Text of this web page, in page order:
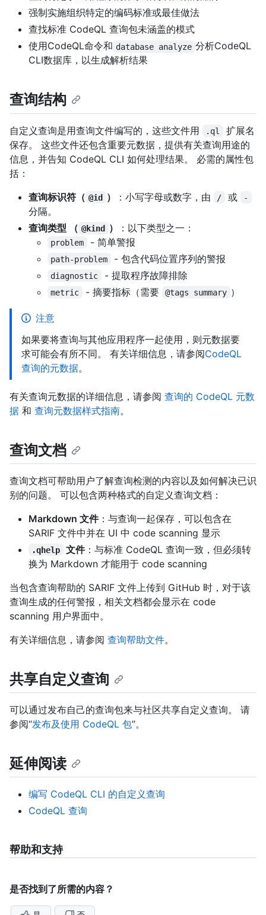
强制实施组织特定的编码标准或最佳做法
查找标准 CodeQL 查询包未涵盖的模式
使用CodeQL命令和 database analyze 分析CodeQL
CLI数据库，以生成解析结果
查询结构
自定义查询是用查询文件编写的，这些文件用 .ql
扩展名
保存。 这些文件还包含重要元数据，提供有关查询用途的
信息，并告知 CodeQL CLI 如何处理结果。 必需的属性包
括：
查询标识符（ @id ） ：小写字母或数字，由 / 或 -
分隔。
查询类型 （ @kind ） ：以下类型之一：
problem - 简单警报
path-problem - 包含代码位置序列的警报
diagnostic - 提取程序故障排除
metric - 摘要指标（需要 @tags summary ）
注意
如果要将查询与其他应用程序一起使用，则元数据要
求可能会有所不同。 有关详细信息，请参阅CodeQL
查询的元数据。
有关查询元数据的详细信息，请参阅 查询的 CodeQL 元数
据 和 查询元数据样式指南。
查询文档
查询文档可帮助用户了解查询检测的内容以及如何解决已识
别的问题。 可以包含两种格式的自定义查询文档：
Markdown 文件：与查询一起保存，可以包含在
SARIF 文件中并在 UI 中 code scanning 显示
.qhelp 文件：与标准 CodeQL 查询一致，但必须转
换为 Markdown 才能用于 code scanning
当包含查询帮助的 SARIF 文件上传到 GitHub 时，对于该
查询生成的任何警报，相关文档都会显示在 code
scanning 用户界面中。
有关详细信息，请参阅 查询帮助文件。
共享自定义查询
可以通过发布自己的查询包来与社区共享自定义查询。 请
参阅“发布及使用 CodeQL 包”。
延伸阅读
编写 CodeQL CLI 的自定义查询
CodeQL 查询
帮助和支持
是否找到了所需的内容？